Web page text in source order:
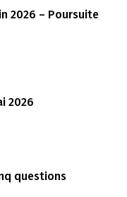
2026 – Poursuite
2026
questions